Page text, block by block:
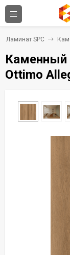
Ламинат SPC
Каменный
Ottimo